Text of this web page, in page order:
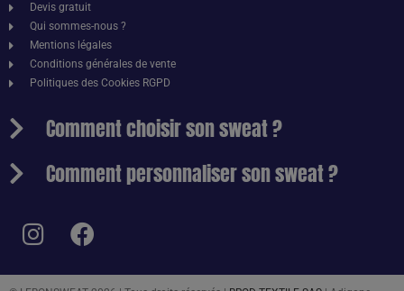
Devis gratuit
Qui sommes-nous ?
Mentions légales
Conditions générales de vente
Politiques des Cookies RGPD
Comment choisir son sweat ?
Comment personnaliser son sweat ?